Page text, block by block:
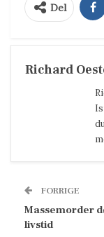
Del
Richard
FORRIGE
Massemorder
livstid